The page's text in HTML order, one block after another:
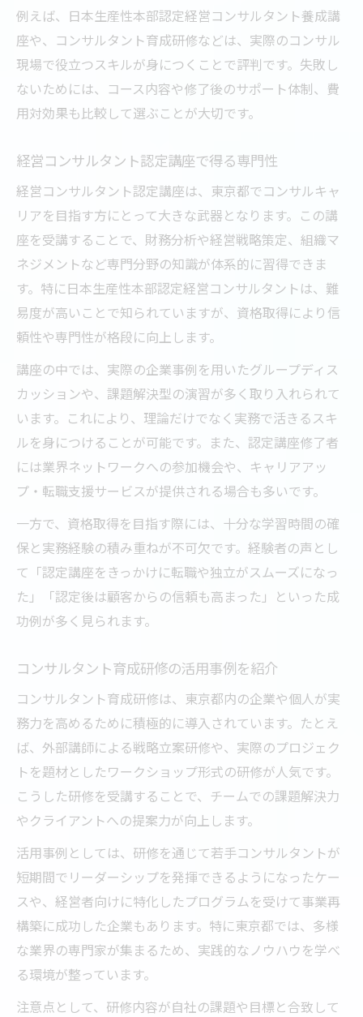
例えば、日本生産性本部認定経営コンサルタント養成講
座や、コンサルタント育成研修などは、実際のコンサル
現場で役立つスキルが身につくことで評判です。失敗し
ないためには、コース内容や修了後のサポート体制、費
用対効果も比較して選ぶことが大切です。
経営コンサルタント認定講座で得る専門性
経営コンサルタント認定講座は、東京都でコンサルキャ
リアを目指す方にとって大きな武器となります。この講
座を受講することで、財務分析や経営戦略策定、組織マ
ネジメントなど専門分野の知識が体系的に習得できま
す。特に日本生産性本部認定経営コンサルタントは、難
易度が高いことで知られていますが、資格取得により信
頼性や専門性が格段に向上します。
講座の中では、実際の企業事例を用いたグループディス
カッションや、課題解決型の演習が多く取り入れられて
います。これにより、理論だけでなく実務で活きるスキ
ルを身につけることが可能です。また、認定講座修了者
には業界ネットワークへの参加機会や、キャリアアッ
プ・転職支援サービスが提供される場合も多いです。
一方で、資格取得を目指す際には、十分な学習時間の確
保と実務経験の積み重ねが不可欠です。経験者の声とし
て「認定講座をきっかけに転職や独立がスムーズになっ
た」「認定後は顧客からの信頼も高まった」といった成
功例が多く見られます。
コンサルタント育成研修の活用事例を紹介
コンサルタント育成研修は、東京都内の企業や個人が実
務力を高めるために積極的に導入されています。たとえ
ば、外部講師による戦略立案研修や、実際のプロジェク
トを題材としたワークショップ形式の研修が人気です。
こうした研修を受講することで、チームでの課題解決力
やクライアントへの提案力が向上します。
活用事例としては、研修を通じて若手コンサルタントが
短期間でリーダーシップを発揮できるようになったケー
スや、経営者向けに特化したプログラムを受けて事業再
構築に成功した企業もあります。特に東京都では、多様
な業界の専門家が集まるため、実践的なノウハウを学べ
る環境が整っています。
注意点として、研修内容が自社の課題や目標と合致して